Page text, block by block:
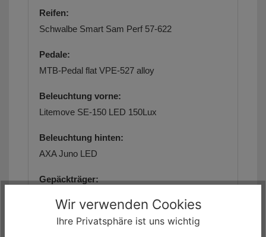
Reifen:
Schwalbe Smart Sam Perf 57-622
Pedale:
MTB-Pedal flat VPE-527 alloy
Beleuchtung vorne:
Litemove SE-150 LED 150Lux
Beleuchtung hinten:
AXA Juno LED
Gepäckträger:
Schutzbleche:
Wir verwenden Cookies
Ihre Privatsphäre ist uns wichtig